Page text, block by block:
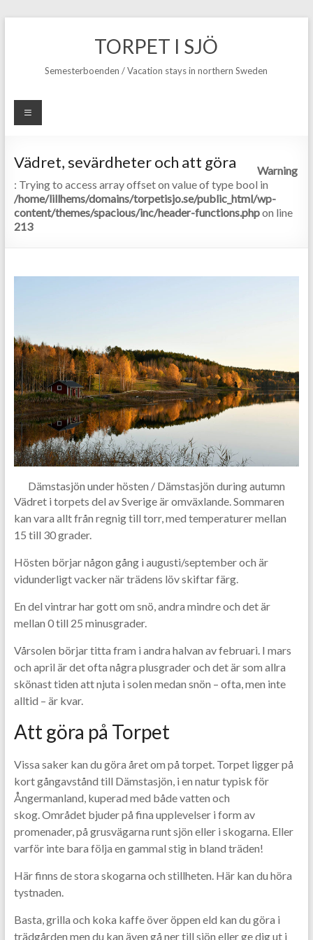
TORPET I SJÖ
Semesterboenden / Vacation stays in northern Sweden
Vädret, sevärdheter och att göra
Warning
: Trying to access array offset on value of type bool in
/home/lillhems/domains/torpetisjo.se/public_html/wp-
content/themes/spacious/inc/header-functions.phpon line
213
Dämstasjön under hösten / Dämstasjön during autumn
Vädret i torpets del av Sverige är omväxlande. Sommaren
kan vara allt från regnig till torr, med temperaturer mellan
15 till 30 grader.
Hösten börjar någon gång i augusti/september och är
vidunderligt vacker när trädens löv skiftar färg.
En del vintrar har gott om snö, andra mindre och det är
mellan 0 till 25 minusgrader.
Vårsolen börjar titta fram i andra halvan av februari. I mars
och april är det ofta några plusgrader och det är som allra
skönast tiden att njuta i solen medan snön – ofta, men inte
alltid – är kvar.
Att göra på Torpet
Vissa saker kan du göra året om på torpet. Torpet ligger på
kort gångavstånd till Dämstasjön, i en natur typisk för
Ångermanland, kuperad med både vatten och
skog. Området bjuder på fina upplevelser i form av
promenader, på grusvägarna runt sjön eller i skogarna. Eller
varför inte bara följa en gammal stig in bland träden!
Här finns de stora skogarna och stillheten. Här kan du höra
tystnaden.
Basta, grilla och koka kaffe över öppen eld kan du göra i
trädgården men du kan även gå ner till sjön eller ge dig ut i